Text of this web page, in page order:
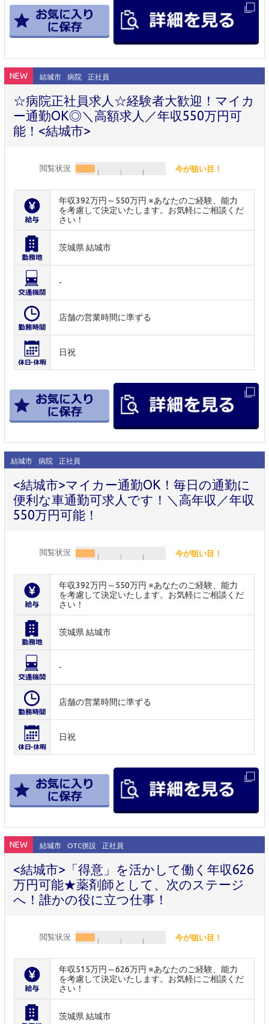
NEW 結城市 病院 正社員
☆病院正社員求人☆経験者大歓迎！マイカ
ー通勤OK◎＼高額求人／年収550万円可
能！<結城市>
閲覧状況 今が狙い目！
年収392万円～550万円 ※あなたのご経験、能力
を考慮して決定いたします。お気軽にご相談くだ
さい！
茨城県 結城市
-
店舗の営業時間に準ずる
日祝
結城市 病院 正社員
<結城市>マイカー通勤OK！毎日の通勤に
便利な車通勤可求人です！＼高年収／年収
550万円可能！
閲覧状況 今が狙い目！
年収392万円～550万円 ※あなたのご経験、能力
を考慮して決定いたします。お気軽にご相談くだ
さい！
茨城県 結城市
-
店舗の営業時間に準ずる
日祝
NEW 結城市 OTC併設 正社員
<結城市>「得意」を活かして働く年収626
万円可能★薬剤師として、次のステージ
へ！誰かの役に立つ仕事！
閲覧状況 今が狙い目！
年収515万円～626万円 ※あなたのご経験、能力
を考慮して決定いたします。お気軽にご相談くだ
さい！
茨城県 結城市